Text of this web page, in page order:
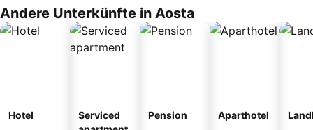
Andere Unterkünfte in Aosta
Hotel
Serviced
Pension Aparthotel